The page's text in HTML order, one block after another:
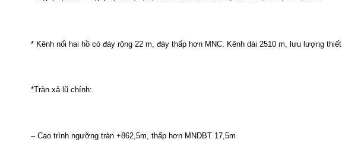
* Kênh nối hai hồ có đáy rộng 22 m, đáy thấp hơn MNC. Kênh dài 2510 m, lưu lượng thiết
*Tràn xả lũ chính:
– Cao trình ngưỡng tràn +862,5m, thấp hơn MNDBT 17,5m